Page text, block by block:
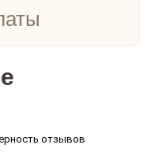
отзывов